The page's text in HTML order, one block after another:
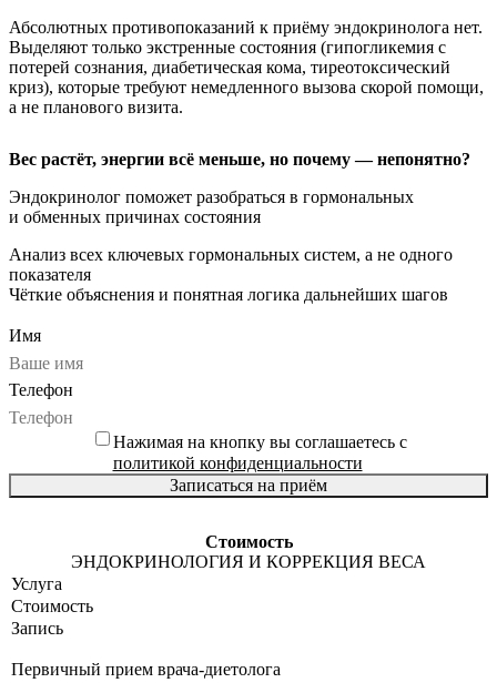
Абсолютных противопоказаний к приёму эндокринолога нет.
Выделяют только экстренные состояния (гипогликемия с
потерей сознания, диабетическая кома, тиреотоксический
криз), которые требуют немедленного вызова скорой помощи,
а не планового визита.
Вес растёт, энергии всё меньше, но почему — непонятно?
Эндокринолог поможет разобраться в гормональных
и обменных причинах состояния
Анализ всех ключевых гормональных систем, а не одного
показателя
Чёткие объяснения и понятная логика дальнейших шагов
Имя
Телефон
Нажимая на кнопку вы соглашаетесь с
политикой конфиденциальности
Записаться на приём
Стоимость
ЭНДОКРИНОЛОГИЯ И КОРРЕКЦИЯ ВЕСА
Услуга
Стоимость
Запись
Первичный прием врача-диетолога